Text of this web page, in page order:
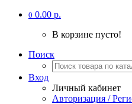
0 0.00 р.
В корзине пусто!
Поиск
Вход
Личный кабинет
Авторизация /